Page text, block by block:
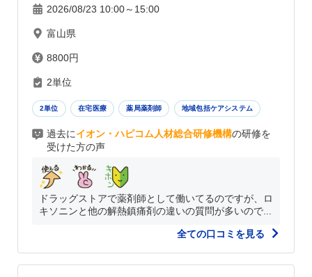
2026/08/23 10:00～15:00
富山県
8800円
2単位
2単位 在宅医療 薬局薬剤師 地域包括ケアシステム
過去にイオン・ハピコム人材総合研修機構の研修を
受けた方の声
ドラッグストアで薬剤師として働いてるのですが、ロ
キソニンと他の解熱鎮痛剤の違いの質問が多いので...
全ての口コミを見る